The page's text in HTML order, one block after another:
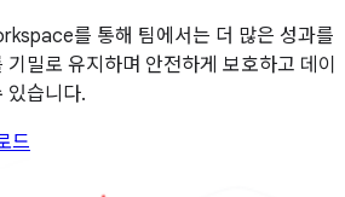
를 통해 팀에서는 더 많은 성과를
밀로 유지하며 안전하게 보호하고 데이
있습니다.
드